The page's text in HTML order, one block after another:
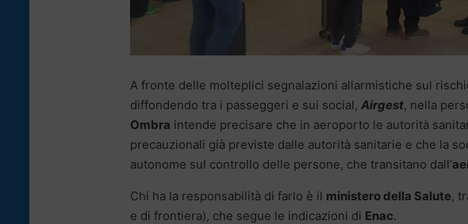
A fronte delle molteplici segnalazioni allarmistiche sul
diffondendo tra i passeggeri e sui social, Airgest, nella
Ombra intende precisare che in aeroporto le autorità
precauzionali già previste dalle autorità sanitarie e che la
autonome sul controllo delle persone, che transitano dall’
Chi ha la responsabilità di farlo è il ministero della Salute,
e di frontiera), che segue le indicazioni di Enac.